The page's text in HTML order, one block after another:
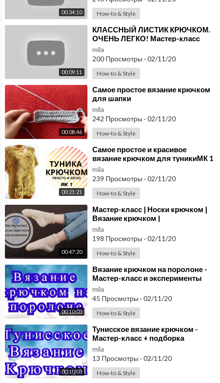
00:34:10 How-to & Style
00:09:11
⁣КЛАССНЫЙ ЛИСТИК КРЮЧКОМ.
ОЧЕНЬ ЛЕГКО! Мастер-класс
для начинающих от Shatlen
Шатлен.
mila
200 Просмотры · 02/11/20
How-to & Style
00:08:46
⁣Самое простое вязание крючком
для шапки
mila
242 Просмотры · 02/11/20
How-to & Style
00:21:21
⁣Самое простое и красивое
вязание крючком для туникиМК 1
mila
239 Просмотры · 02/11/20
How-to & Style
00:47:20
⁣Мастер-класс | Носки крючком |
Вязание крючком |
mila
198 Просмотры · 02/11/20
How-to & Style
00:10:03
⁣Вязание крючком на поролоне -
Мастер-класс и эксперименты
mila
45 Просмотры · 02/11/20
How-to & Style
00:10:03
⁣Тунисское вязание крючком -
Мастер-класс + подборка
моделей
mila
13 Просмотры · 02/11/20
How-to & Style